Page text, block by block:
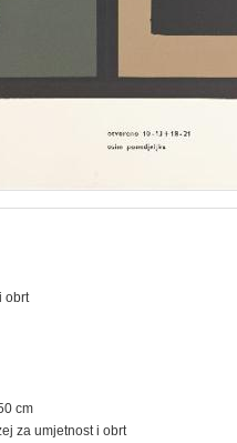
obrt
cm
za umjetnost i obrt